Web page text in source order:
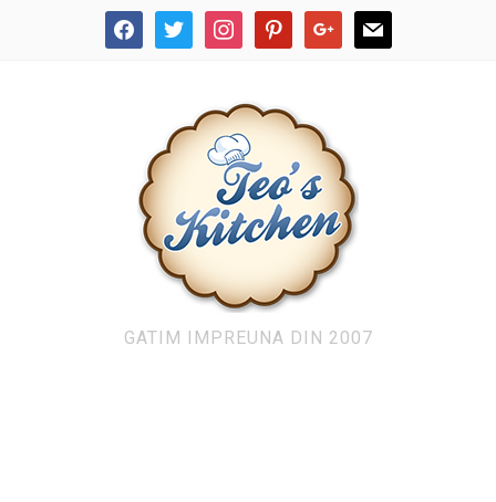
facebooktwitter instagrampinterestgoogle mail
GATIM IMPREUNA DIN 2007